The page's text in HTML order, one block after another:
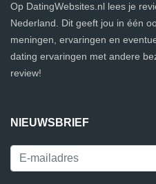
Op DatingWebsites.nl lees je
Nederland. Dit geeft jou in één
meningen, ervaringen en
dating ervaringen met andere
review!
NIEUWSBRIEF